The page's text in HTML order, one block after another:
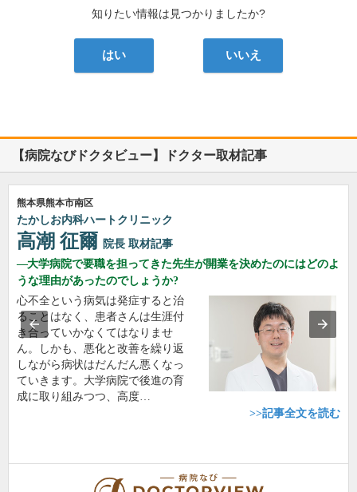
知りたい情報は見つかりましたか?
はい いいえ
【病院なびドクタビュー】ドクター取材記事
熊本県熊本市南区
たかしお内科ハートクリニック
高潮 征爾 院長 取材記事
大学病院で要職を担ってきた先生が開業を決めたのにはどのよ
うな理由があったのでしょうか?
心不全という病気は発症すると治
ることはなく、患者さんは生涯付
き合っていかなくてはなりませ
ん。しかも、悪化と改善を繰り返
しながら病状はだんだん悪くなっ
ていきます。大学病院で後進の育
成に取り組みつつ、高度…
>>記事全文を読む